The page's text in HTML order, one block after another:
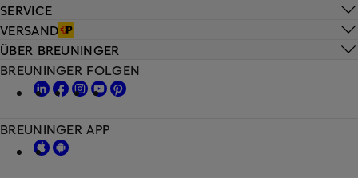
SERVICE
VERSAND
ÜBER BREUNINGER
BREUNINGER FOLGEN
BREUNINGER APP